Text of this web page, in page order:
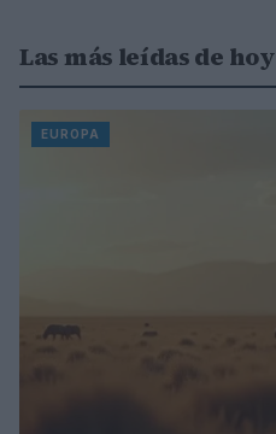
Las más leídas de hoy
EUROPA